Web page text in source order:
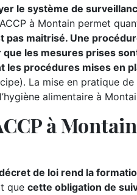
le système de
à Montain permet
pas maitrisé. Une
que les mesures prises
les procédures mises en
La mise en pratique
alimentaire à
à
de loi rend la
que cette obligation de